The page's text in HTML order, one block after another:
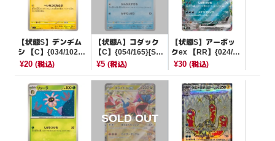
【状態S】デンヂム
シ 【C】{034/102}
[SV7]
¥20 (税込)
【状態A】コダック
【C】{054/165}[SV
2a]
¥5(税込)
【状態S】アーボッ
クex 【RR】{024/16
5}[SV2a]
¥30 (税込)